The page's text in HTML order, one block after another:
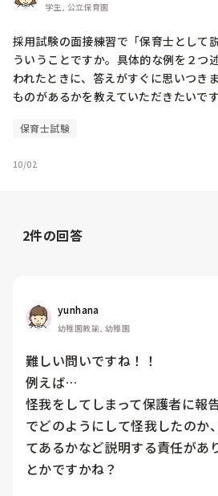
学生, 公立保育園
採用試験の面接練習で「保育士として
ういうことですか。具体的な例を２つ
われたときに、答えがすぐに思いつき
ものがあるかを教えていただきたいです
保育士試験
10/02
2件の回答
yunhana
幼稚園教諭, 幼稚園
難しい問いですね！！
例えば…
怪我をしてしまって保護者に報
でどのようにして怪我したのか
てあるかなど説明する責任があ
とかですかね？